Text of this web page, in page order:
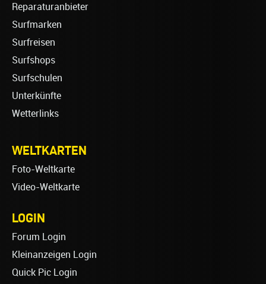
Reparaturanbieter
Surfmarken
Surfreisen
Surfshops
Surfschulen
Unterkünfte
Wetterlinks
WELTKARTEN
Foto-Weltkarte
Video-Weltkarte
LOGIN
Forum Login
Kleinanzeigen Login
Quick Pic Login